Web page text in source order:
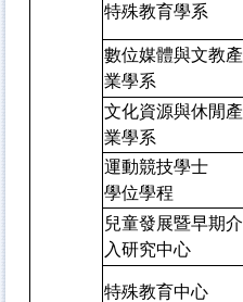
特殊教育學系
數位媒體與文教產
業學系
文化資源與休閒產
業學系
運動競技學士
學位學程
兒童發展暨早期介
入研究中心
特殊教育中心